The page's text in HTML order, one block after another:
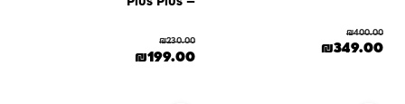
₪400.00
המחיר המקורי היה: ₪400.00.
₪349.00 המחיר הנוכחי הוא: ₪349.00. ₪230.00
המחיר המקורי היה: ₪230.00.
₪199.00 המחיר הנוכחי הוא: ₪199.00.